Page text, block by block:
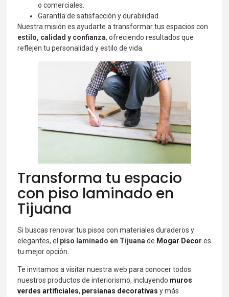
o comerciales.
Garantía de satisfacción y durabilidad.
Nuestra misión es ayudarte a transformar tus espacios con
estilo, calidad y confianza, ofreciendo resultados que
reflejen tu personalidad y estilo de vida.
Transforma tu espacio
con piso laminado en
Tijuana
Si buscas renovar tus pisos con materiales duraderos y
elegantes, el piso laminado en Tijuana de Mogar Decor es
tu mejor opción.
Te invitamos a visitar nuestra web para conocer todos
nuestros productos de interiorismo, incluyendo muros
verdes artificiales, persianas decorativas y más